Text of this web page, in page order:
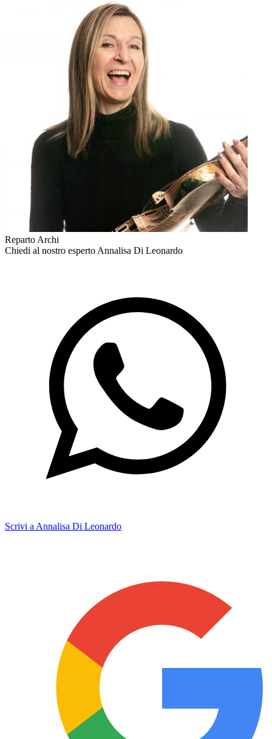
Reparto Archi
Chiedi al nostro espertoAnnalisa Di Leonardo
Scrivi a Annalisa Di Leonardo